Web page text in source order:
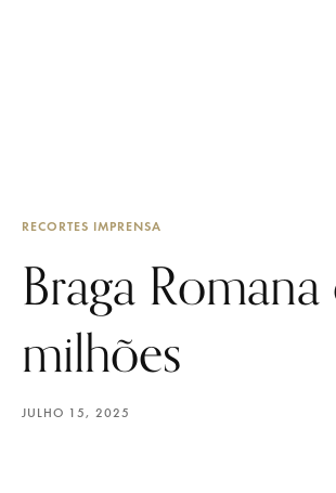
RECORTES IMPRENSA
Braga
milhões
JULHO 15, 2025